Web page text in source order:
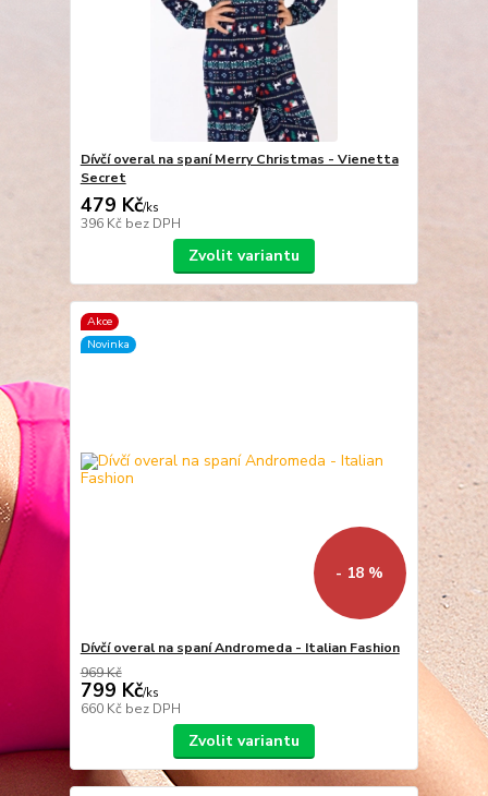
Dívčí overal na spaní Merry Christmas - Vienetta
Secret
479 Kč/ks
396 Kč bez DPH
Zvolit variantu
Akce
Novinka
- 18 %
Dívčí overal na spaní Andromeda - Italian Fashion
969 Kč
799 Kč/ks
660 Kč bez DPH
Zvolit variantu